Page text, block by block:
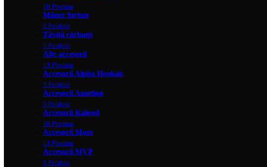
10 Produse
Mâner furtun
8 Produse
Tăviță cărbuni
5 Produse
Alte accesorii
13 Produse
Accesorii Alpha Hookah
3 Produse
Accesorii Amotion
9 Produse
Accesorii Kaloud
10 Produse
Accesorii Moze
13 Produse
Accesorii MVP
9 Produse